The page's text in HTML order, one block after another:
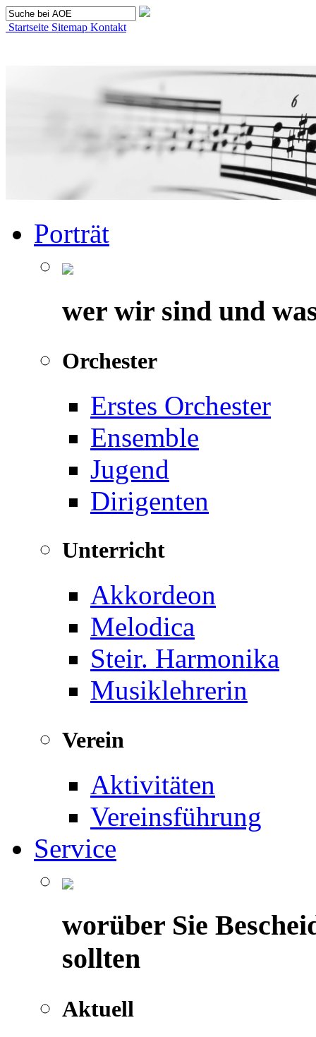
Startseite Sitemap Kontakt
Porträt
wer wir sind und
Orchester
Erstes Orchester
Ensemble
Jugend
Dirigenten
Unterricht
Akkordeon
Melodica
Steir. Harmonika
Musiklehrerin
Verein
Aktivitäten
Vereinsführung
Service
worüber Sie
sollten
Aktuell